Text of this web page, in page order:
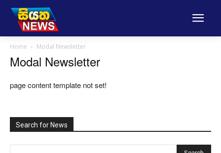
Home Modal Newsletter
Modal Newsletter
page content template not set!
Search for News